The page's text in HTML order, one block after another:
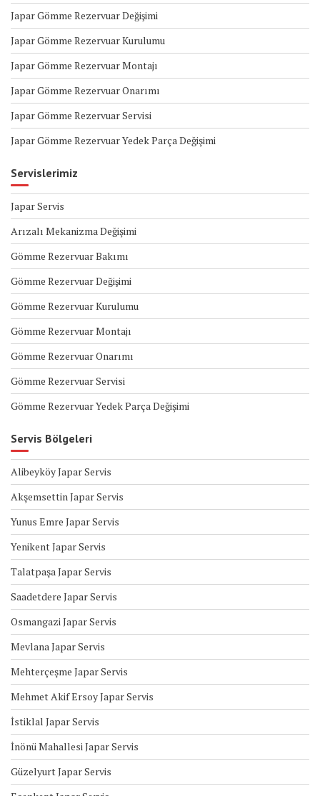
Japar Gömme Rezervuar Değişimi
Japar Gömme Rezervuar Kurulumu
Japar Gömme Rezervuar Montajı
Japar Gömme Rezervuar Onarımı
Japar Gömme Rezervuar Servisi
Japar Gömme Rezervuar Yedek Parça Değişimi
Servislerimiz
Japar Servis
Arızalı Mekanizma Değişimi
Gömme Rezervuar Bakımı
Gömme Rezervuar Değişimi
Gömme Rezervuar Kurulumu
Gömme Rezervuar Montajı
Gömme Rezervuar Onarımı
Gömme Rezervuar Servisi
Gömme Rezervuar Yedek Parça Değişimi
Servis Bölgeleri
Alibeyköy Japar Servis
Akşemsettin Japar Servis
Yunus Emre Japar Servis
Yenikent Japar Servis
Talatpaşa Japar Servis
Saadetdere Japar Servis
Osmangazi Japar Servis
Mevlana Japar Servis
Mehterçeşme Japar Servis
Mehmet Akif Ersoy Japar Servis
İstiklal Japar Servis
İnönü Mahallesi Japar Servis
Güzelyurt Japar Servis